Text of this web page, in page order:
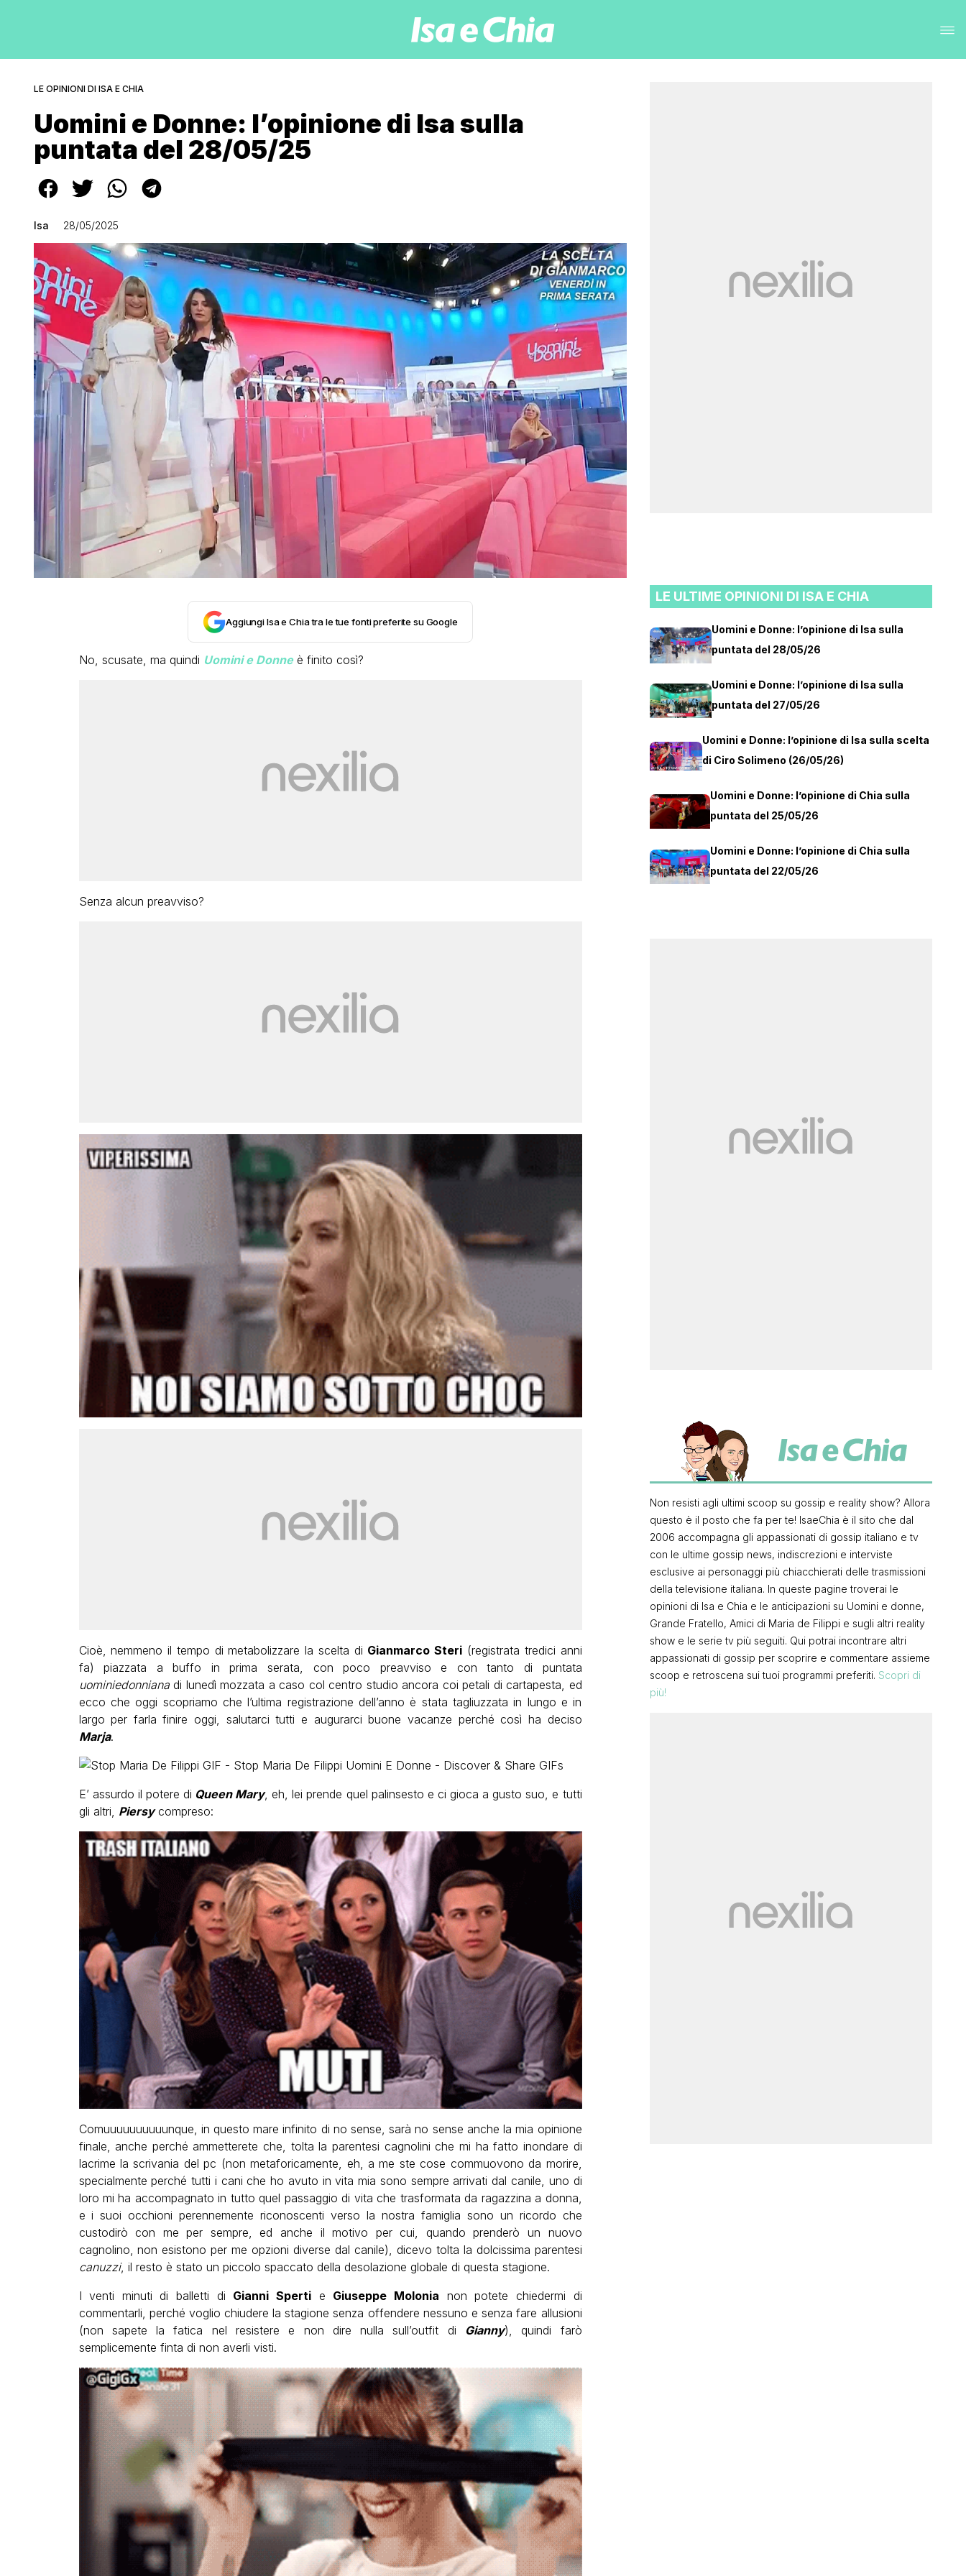
LE OPINIONI DI ISA E CHIA
Uomini e Donne: l’opinione di Isa sulla
puntata del 28/05/25
Isa 28/05/2025
Aggiungi Isa e Chia tra le tue fonti preferite su Google
No, scusate, ma quindi Uomini e Donneè finito così?
Senza alcun preavviso?
Cioè, nemmeno il tempo di metabolizzare la scelta di Gianmarco Steri (registrata tredici anni
fa) piazzata a buffo in prima serata, con poco preavviso e con tanto di puntata
uominiedonnianadi lunedì mozzata a caso col centro studio ancora coi petali di cartapesta, ed
ecco che oggi scopriamo che l’ultima registrazione dell’anno è stata tagliuzzata in lungo e in
largo per farla finire oggi, salutarci tutti e augurarci buone vacanze perché così ha deciso
Marja.
E’ assurdo il potere di Queen Mary, eh, lei prende quel palinsesto e ci gioca a gusto suo, e tutti
gli altri, Piersy compreso:
Comuuuuuuuuuunque, in questo mare infinito di no sense, sarà no sense anche la mia opinione
finale, anche perché ammetterete che, tolta la parentesi cagnolini che mi ha fatto inondare di
lacrime la scrivania del pc (non metaforicamente, eh, a me ste cose commuovono da morire,
specialmente perché tutti i cani che ho avuto in vita mia sono sempre arrivati dal canile, uno di
loro mi ha accompagnato in tutto quel passaggio di vita che trasformata da ragazzina a donna,
e i suoi occhioni perennemente riconoscenti verso la nostra famiglia sono un ricordo che
custodirò con me per sempre, ed anche il motivo per cui, quando prenderò un nuovo
cagnolino, non esistono per me opzioni diverse dal canile), dicevo tolta la dolcissima parentesi
canuzzi, il resto è stato un piccolo spaccato della desolazione globale di questa stagione.
I venti minuti di balletti di Gianni Sperti e Giuseppe Molonia non potete chiedermi di
commentarli, perché voglio chiudere la stagione senza offendere nessuno e senza fare allusioni
(non sapete la fatica nel resistere e non dire nulla sull’outfit di
Gianny), quindi farò
semplicemente finta di non averli visti.
LE ULTIME OPINIONI DI ISA E CHIA
Uomini e Donne: l’opinione di Isa sulla
puntata del 28/05/26
Uomini e Donne: l’opinione di Isa sulla
puntata del 27/05/26
Uomini e Donne: l’opinione di Isa sulla scelta
di Ciro Solimeno (26/05/26)
Uomini e Donne: l’opinione di Chia sulla
puntata del 25/05/26
Uomini e Donne: l’opinione di Chia sulla
puntata del 22/05/26
Non resisti agli ultimi scoop su gossip e reality show? Allora
questo è il posto che fa per te! IsaeChia è il sito che dal
2006 accompagna gli appassionati di gossip italiano e tv
con le ultime gossip news, indiscrezioni e interviste
esclusive ai personaggi più chiacchierati delle trasmissioni
della televisione italiana. In queste pagine troverai le
opinioni di Isa e Chia e le anticipazioni su Uomini e donne,
Grande Fratello, Amici di Maria de Filippi e sugli altri reality
show e le serie tv più seguiti. Qui potrai incontrare altri
appassionati di gossip per scoprire e commentare assieme
scoop e retroscena sui tuoi programmi preferiti. Scopri di
più!